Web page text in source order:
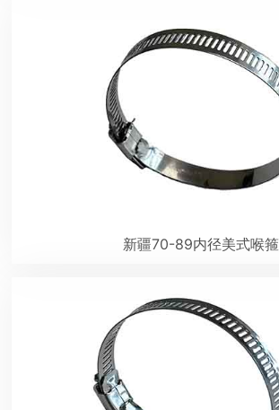
新疆70-89内径美式喉箍